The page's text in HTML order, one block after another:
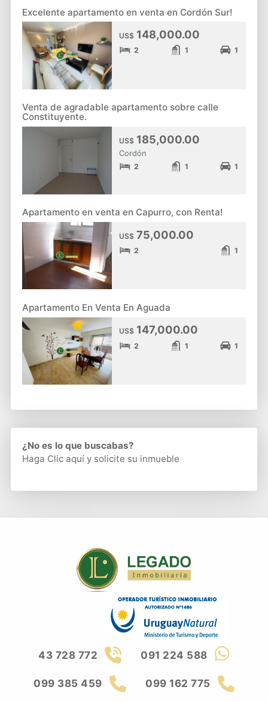
Excelente apartamento en venta en Cordón Sur!
US$148,000.00
2 1 1
Venta de agradable apartamento sobre calle
Constituyente.
US$185,000.00
Cordón
2 1 1
Apartamento en venta en Capurro, con Renta!
US$75,000.00
2 1
Apartamento En Venta En Aguada
US$147,000.00
2 1 1
¿No es lo que buscabas?
Haga Clic aquíy solicite su inmueble
43 728 772 091 224 588
099 385 459 099 162 775